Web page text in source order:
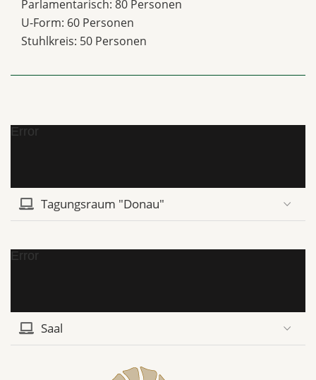
Parlamentarisch: 80 Personen
U-Form: 60 Personen
Stuhlkreis: 50 Personen
Error
Tagungsraum "Donau"
Error
Saal